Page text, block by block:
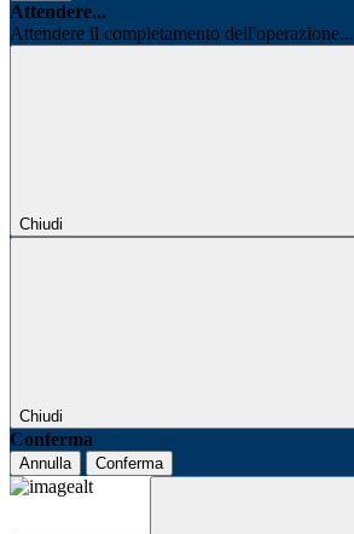
Attendere...
Attendere il completamento dell'operazione...
Chiudi
Chiudi
Conferma
Annulla Conferma